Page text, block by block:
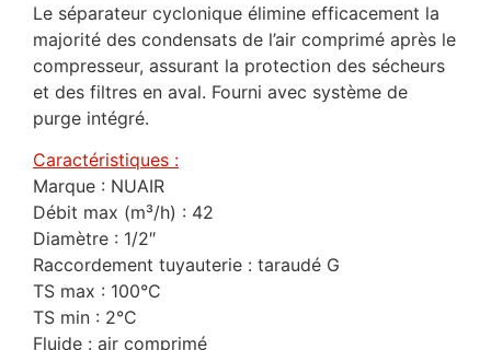
Le séparateur cyclonique élimine efficacement la
majorité des condensats de l’air comprimé après le
compresseur, assurant la protection des sécheurs
et des filtres en aval. Fourni avec système de
purge intégré.
Caractéristiques :
Marque : NUAIR
Débit max (m³/h) : 42
Diamètre : 1/2″
Raccordement tuyauterie : taraudé G
TS max : 100°C
TS min : 2°C
Fluide : air comprimé